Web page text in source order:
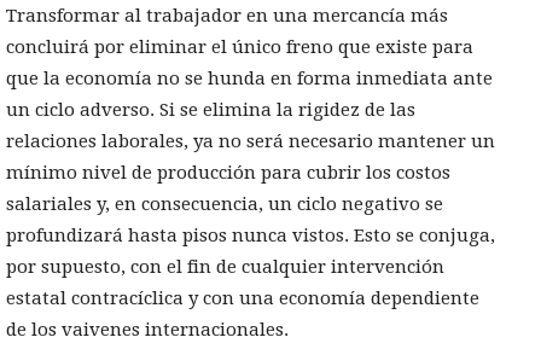
Transformar al trabajador en una mercancía más
concluirá por eliminar el único freno que existe para
que la economía no se hunda en forma inmediata ante
un ciclo adverso. Si se elimina la rigidez de las
relaciones laborales, ya no será necesario mantener un
mínimo nivel de producción para cubrir los costos
salariales y, en consecuencia, un ciclo negativo se
profundizará hasta pisos nunca vistos. Esto se conjuga,
por supuesto, con el fin de cualquier intervención
estatal contracíclica y con una economía dependiente
de los vaivenes internacionales.